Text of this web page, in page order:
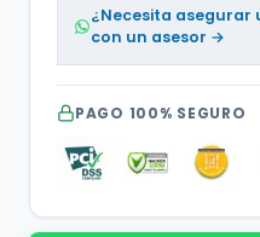
¿Necesita asegurar
con un asesor →
PAGO 100% SEGURO